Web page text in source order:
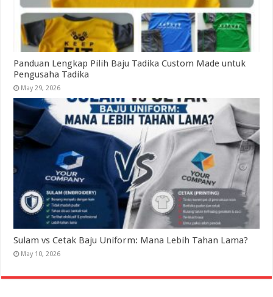
Panduan Lengkap Pilih Baju Tadika Custom Made untuk
Pengusaha Tadika
May 29, 2026
Sulam vs Cetak Baju Uniform: Mana Lebih Tahan Lama?
May 10, 2026